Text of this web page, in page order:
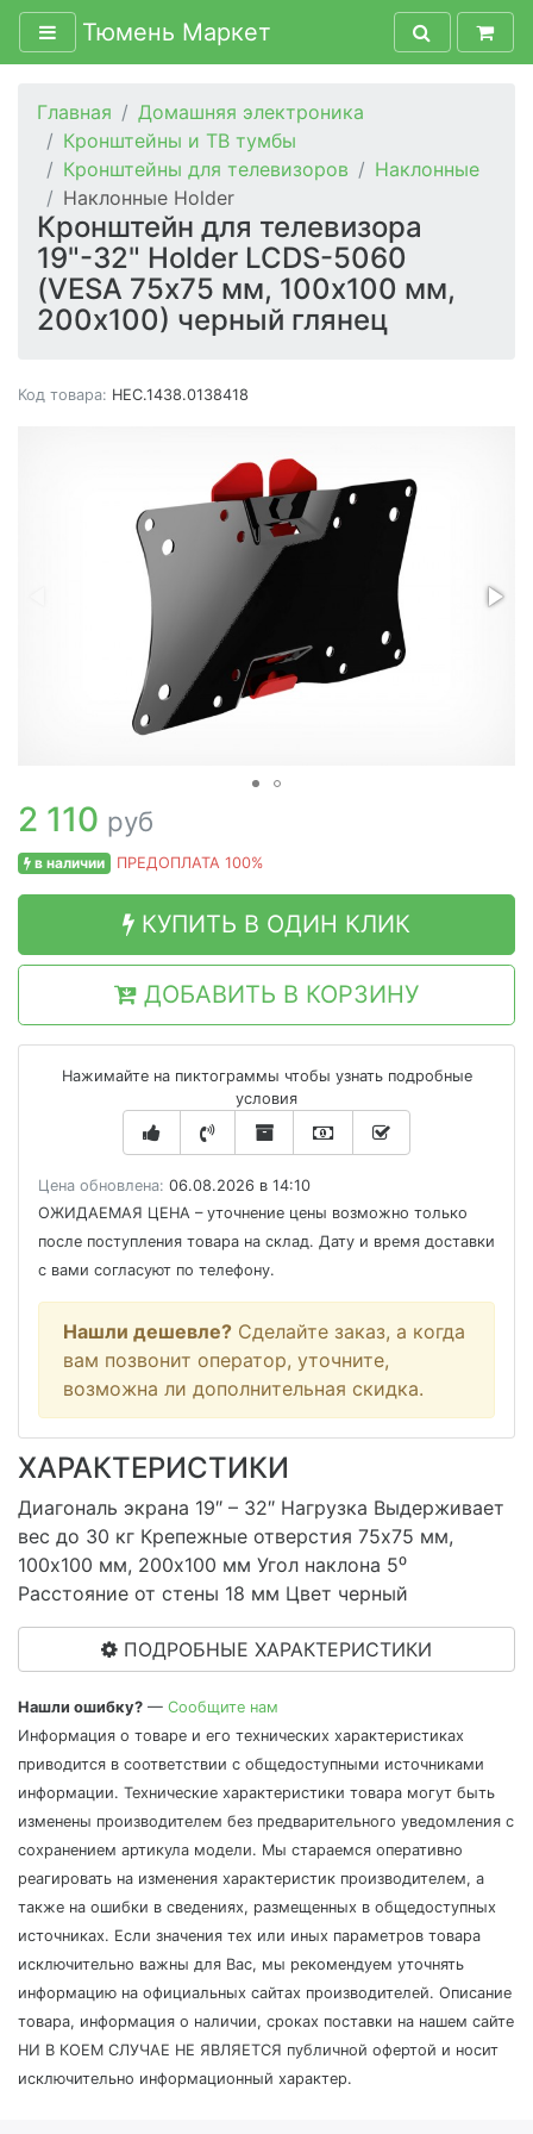
Тюмень Маркет
Главная
Домашняя электроника
Кронштейны и ТВ тумбы
Кронштейны для телевизоров
Наклонные
Наклонные Holder
Кронштейн для телевизора
19"-32" Holder LCDS-5060
(VESA 75х75 мм, 100х100 мм,
200x100) черный глянец
Код товара: HEC.1438.0138418
2 110 руб
в наличии ПРЕДОПЛАТА 100%
КУПИТЬ В ОДИН КЛИК
ДОБАВИТЬ В КОРЗИНУ
Нажимайте на пиктограммы чтобы узнать подробные
условия
Цена обновлена: 06.08.2026 в 14:10
ОЖИДАЕМАЯ ЦЕНА – уточнение цены возможно только
после поступления товара на склад. Дату и время доставки
с вами согласуют по телефону.
Нашли дешевле? Сделайте заказ, а когда
вам позвонит оператор, уточните,
возможна ли дополнительная скидка.
ХАРАКТЕРИСТИКИ
Диагональ экрана 19″ – 32″ Нагрузка Выдерживает
вес до 30 кг Крепежные отверстия 75х75 мм,
100х100 мм, 200x100 мм Угол наклона 5⁰
Расстояние от стены 18 мм Цвет черный
ПОДРОБНЫЕ ХАРАКТЕРИСТИКИ
Нашли ошибку? — Сообщите нам
Информация о товаре и его технических характеристиках
приводится в соответствии с общедоступными источниками
информации. Технические характеристики товара могут быть
изменены производителем без предварительного уведомления с
сохранением артикула модели. Мы стараемся оперативно
реагировать на изменения характеристик производителем, а
также на ошибки в сведениях, размещенных в общедоступных
источниках. Если значения тех или иных параметров товара
исключительно важны для Вас, мы рекомендуем уточнять
информацию на официальных сайтах производителей. Описание
товара, информация о наличии, сроках поставки на нашем сайте
НИ В КОЕМ СЛУЧАЕ НЕ ЯВЛЯЕТСЯ публичной офертой и носит
исключительно информационный характер.